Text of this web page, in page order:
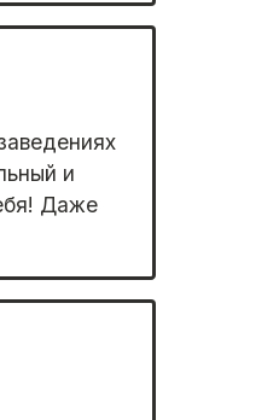
и
Даже